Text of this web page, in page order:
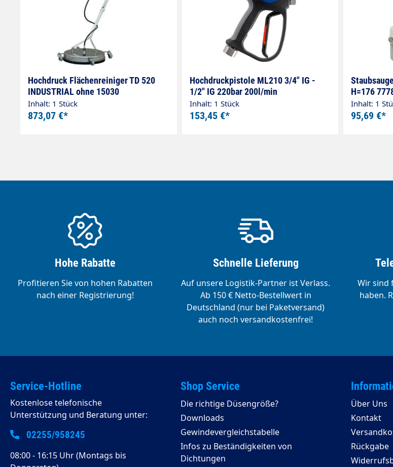
Hochdruck Flächenreiniger TD 520
INDUSTRIAL ohne 15030
Inhalt: 1 Stück
873,07 €*
Hochdruckpistole ML210 3/4" IG -
1/2" IG 220bar 200l/min
Inhalt: 1 Stück
153,45 €*
H=176
Inhalt: 1
95,69 €*
Hohe Rabatte
Profitieren Sie von hohen Rabatten
nach einer Registrierung!
Schnelle Lieferung
Auf unsere Logistik-Partner ist Verlass.
Ab 150 € Netto-Bestellwert in
Deutschland (nur bei Paketversand)
auch noch versandkostenfrei!
Wir sind
haben.
Service-Hotline
Kostenlose telefonische
Unterstützung und Beratung unter:
02255/958245
08:00 - 16:15 Uhr (Montags bis
Shop Service
Die richtige Düsengröße?
Downloads
Gewindevergleichstabelle
Infos zu Beständigkeiten von
Dichtungen
Über Uns
Kontakt
Rückgabe